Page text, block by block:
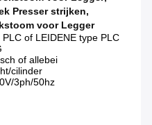
Presser strijken,
voor Legger
of LEIDENE type PLC
of allebei
cilinder
3ph/50hz